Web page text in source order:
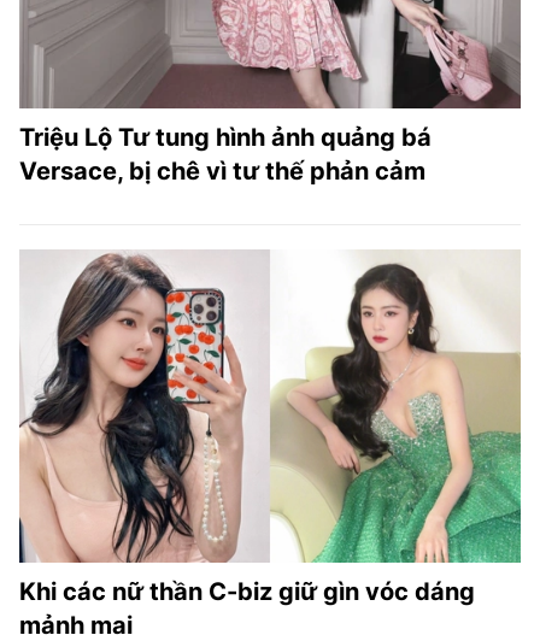
Triệu Lộ Tư tung hình ảnh quảng bá
Versace, bị chê vì tư thế phản cảm
Khi các nữ thần C-biz giữ gìn vóc dáng
mảnh mai